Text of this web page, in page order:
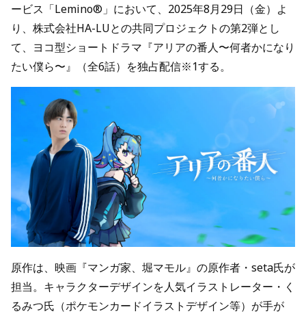
ービス「Lemino®」において、2025年8月29日（金）よ
り、株式会社HA-LUとの共同プロジェクトの第2弾とし
て、ヨコ型ショートドラマ『アリアの番人〜何者かになり
たい僕ら〜』（全6話）を独占配信※1する。
原作は、映画『マンガ家、堀マモル』の原作者・seta氏が
担当。キャラクターデザインを人気イラストレーター・く
るみつ氏（ポケモンカードイラストデザイン等）が手が